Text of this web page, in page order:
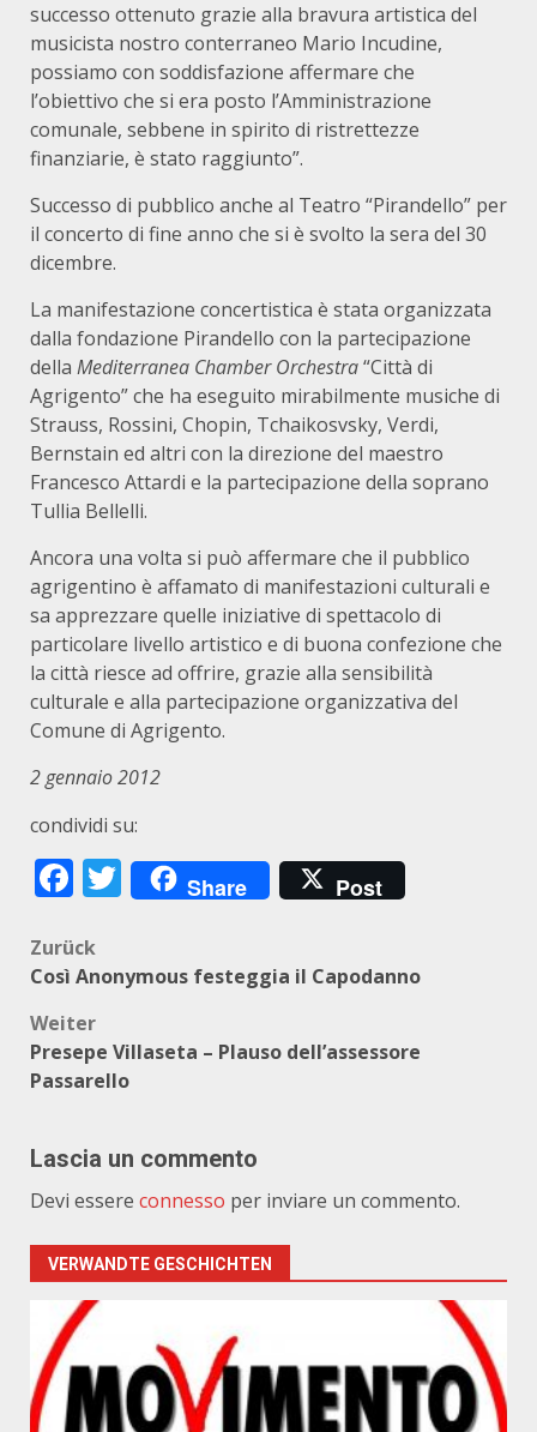
successo ottenuto grazie alla bravura artistica del
musicista nostro conterraneo Mario Incudine,
possiamo con soddisfazione affermare che
l’obiettivo che si era posto l’Amministrazione
comunale, sebbene in spirito di ristrettezze
finanziarie, è stato raggiunto”.
Successo di pubblico anche al Teatro “Pirandello” per
il concerto di fine anno che si è svolto la sera del 30
dicembre.
La manifestazione concertistica è stata organizzata
dalla fondazione Pirandello con la partecipazione
della Mediterranea Chamber Orchestra“Città di
Agrigento” che ha eseguito mirabilmente musiche di
Strauss, Rossini, Chopin, Tchaikosvsky, Verdi,
Bernstain ed altri con la direzione del maestro
Francesco Attardi e la partecipazione della soprano
Tullia Bellelli.
Ancora una volta si può affermare che il pubblico
agrigentino è affamato di manifestazioni culturali e
sa apprezzare quelle iniziative di spettacolo di
particolare livello artistico e di buona confezione che
la città riesce ad offrire, grazie alla sensibilità
culturale e alla partecipazione organizzativa del
Comune di Agrigento.
2 gennaio 2012
condividi su:
Facebook
Twitter
Share Post
Beitragsnavigation
Zurück
Così Anonymous festeggia il Capodanno
Weiter
Presepe Villaseta – Plauso dell’assessore
Passarello
Lascia un commento
Devi essere connesso per inviare un commento.
VERWANDTE GESCHICHTEN